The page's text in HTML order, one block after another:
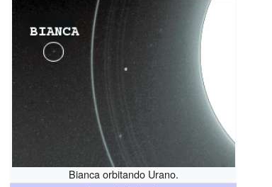
Bianca orbitando Urano.